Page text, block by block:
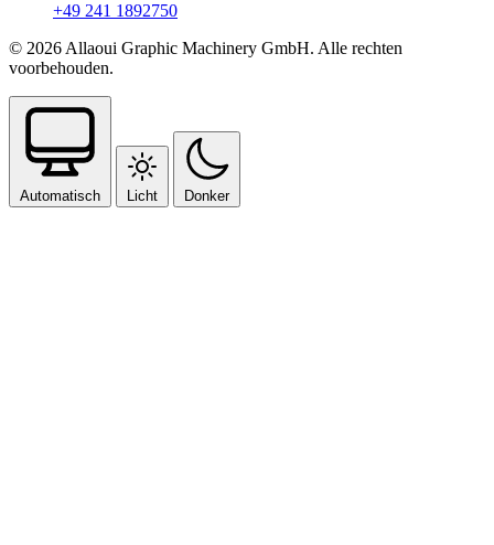
+49 241 1892750
© 2026 Allaoui Graphic Machinery GmbH. Alle rechten
voorbehouden.
Automatisch Licht Donker